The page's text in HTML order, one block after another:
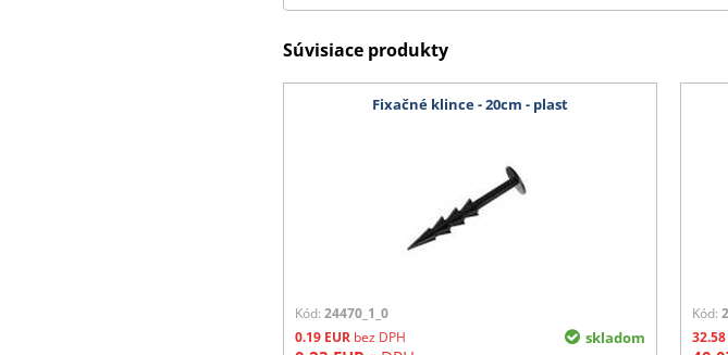
Súvisiace produkty
Fixačné klince - 20cm - plast
Kód: 24470_1_0
0.19 EUR bez DPH skladom
Kód:
32.58